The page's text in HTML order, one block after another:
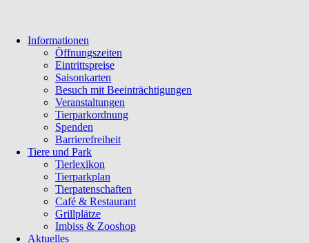
Navigation
überspringen
Informationen
Öffnungszeiten
Eintrittspreise
Saisonkarten
Besuch mit Beeinträchtigungen
Veranstaltungen
Tierparkordnung
Spenden
Barrierefreiheit
Tiere und Park
Tierlexikon
Tierparkplan
Tierpatenschaften
Café & Restaurant
Grillplätze
Imbiss & Zooshop
Aktuelles